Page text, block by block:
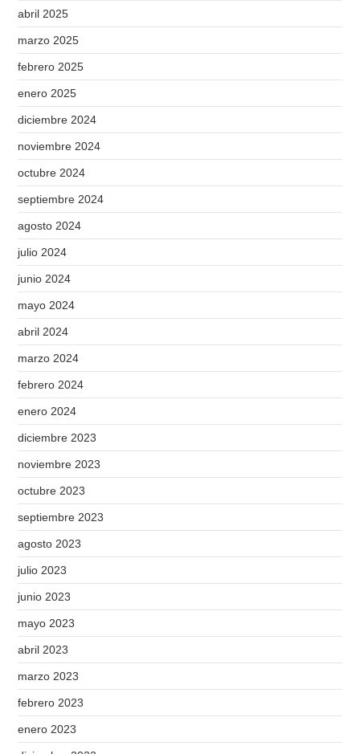
abril 2025
marzo 2025
febrero 2025
enero 2025
diciembre 2024
noviembre 2024
octubre 2024
septiembre 2024
agosto 2024
julio 2024
junio 2024
mayo 2024
abril 2024
marzo 2024
febrero 2024
enero 2024
diciembre 2023
noviembre 2023
octubre 2023
septiembre 2023
agosto 2023
julio 2023
junio 2023
mayo 2023
abril 2023
marzo 2023
febrero 2023
enero 2023